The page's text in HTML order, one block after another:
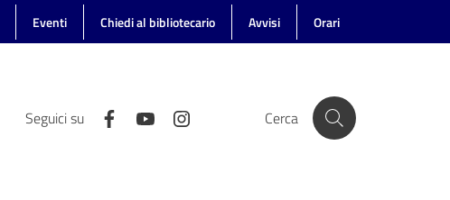
Eventi Chiedi al bibliotecario Avvisi Orari
Seguici su Cerca